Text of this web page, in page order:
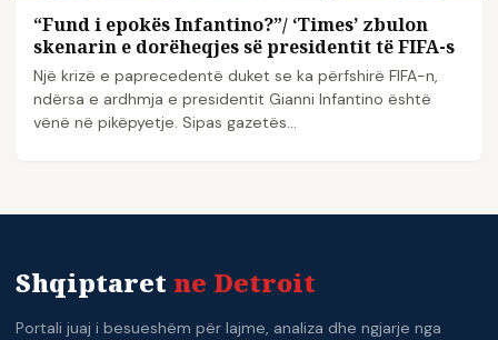
“Fund i epokës Infantino?”/ ‘Times’ zbulon
skenarin e dorëheqjes së presidentit të FIFA-s
Një krizë e paprecedentë duket se ka përfshirë FIFA-n,
ndërsa e ardhmja e presidentit Gianni Infantino është
vënë në pikëpyetje. Sipas gazetës…
Shqiptaret ne Detroit
Portali juaj i besueshëm për lajme, analiza dhe ngjarje nga